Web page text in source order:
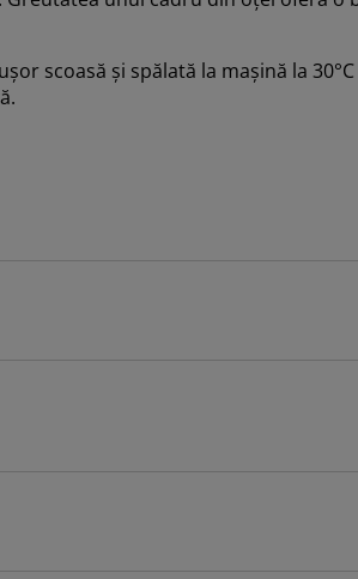
scoasă și spălată la mașină la